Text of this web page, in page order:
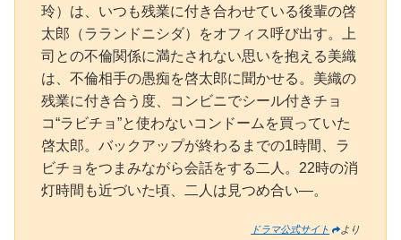
玲）は、いつも残業に付き合わせている後輩の啓
太郎（ラランドニシダ）をオフィス呼び出す。上
司との不倫関係に満たされない思いを抱える美織
は、不倫相手の愚痴を啓太郎に聞かせる。美織の
残業に付き合う度、コンビニでシール付きチョ
コ“ラビチョ”と使わないコンドームを買っていた
啓太郎。バックアップが終わるまでの1時間、ラ
ビチョをつまみながら会話をする二人。22時の消
灯時間も近づいた頃、二人は見つめ合い―。
ドラマ公式サイト より